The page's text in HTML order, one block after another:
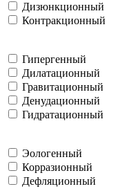
Дизюнкционный
Контракционный
Гипергенный
Дилатационный
Гравитационный
Денудационный
Гидратационный
Эологенный
Корразионный
Дефляционный